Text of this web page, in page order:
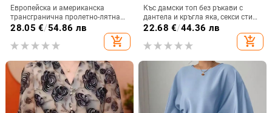
Европейска и американска
трансгранична пролетно-лятна
2025 нова бохемска
ваканционна риза с дълъг ръкав
и V-образно деколте с връзки за
28.05 €/54.86 лв
add_shopping_cart
Къс дамски топ без ръкави с
дантела и кръгла яка, секси стил,
кратък дизайн; съдържание на
22.68 €/44.36 лв
add_shopping_cart